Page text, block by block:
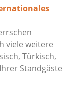
viele weitere
Türkisch,
Standgäste